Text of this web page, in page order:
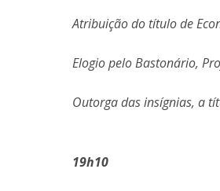
Atribuição do título de
Elogio pelo Bastonário,
Outorga das insígnias, a
19h10